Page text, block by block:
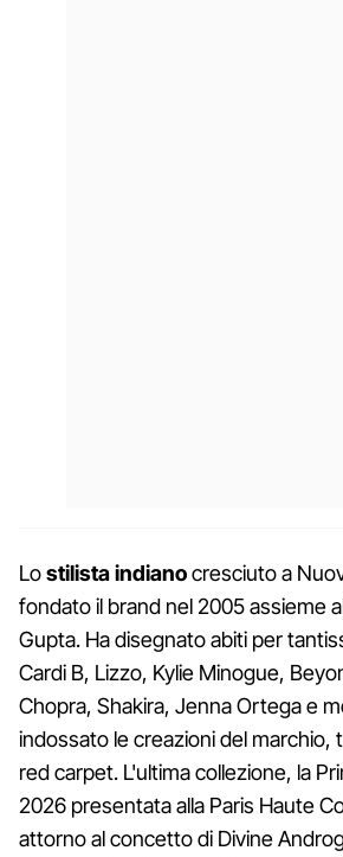
Lostilista indianocresciuto a
fondato il brand nel 2005 assieme
Gupta. Ha disegnato abiti per
Cardi B, Lizzo, Kylie Minogue,
Chopra, Shakira, Jenna Ortega e
indossato le creazioni del marchio,
red carpet. L'ultima collezione, la
2026 presentata alla Paris Haute
attorno al concetto di Divine